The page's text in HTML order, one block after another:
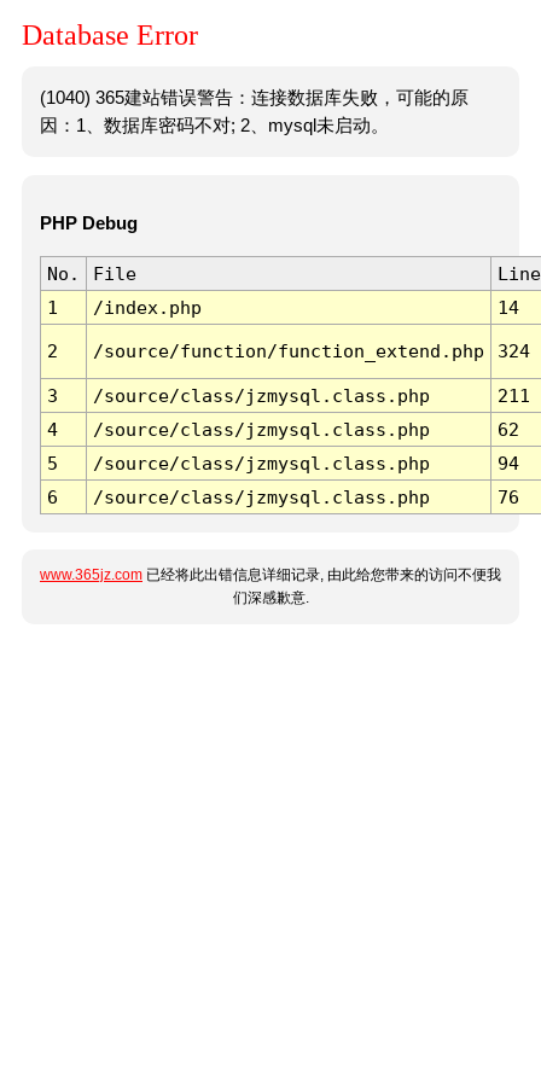
Database Error
(1040) 365建站错误警告：连接数据库失败，可能的原
因：1、数据库密码不对; 2、mysql未启动。
PHP Debug
No. File
Line
1
/index.php 14
2 /source/function/function_extend.php 324
3 /source/class/jzmysql.class.php
211
4
/source/class/jzmysql.class.php
62
5
/source/class/jzmysql.class.php
94
6
/source/class/jzmysql.class.php 76
www.365jz.com 已经将此出错信息详细记录, 由此给您带来的访问不便我
们深感歉意.